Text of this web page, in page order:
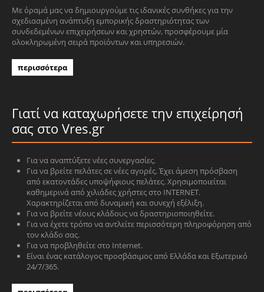
Με όραμά μας να δημιουργούμε τις ιδανικές συνθήκες για την
σχεδιασμένη ανάπτυξη εμπορικής δραστηριότητας των
συνδεδεμένων επιχειρήσεων και χρηστών, προσφέρουμε μία
ολοκληρωμένη σειρά προϊόντων και υπηρεσιών.
περισσότερα
Γιατί να καταχωρήσετε την επιχείρησή
σας στο Vres.gr
Για να αναπτύξετε νέες συνεργασίες.
Για να βρείτε πελάτες σε νέες αγορές. Έχει άμεση πρόσβαση
από εκατοντάδες υποψήφιους πελάτες. Χρησιμοποιείται
καθημερινά από χιλιάδες χρήστες στο INTERNET.
Χαρακτηρίζεται από δυναμική και συνεχή εξέλιξη.
Για να βρείτε νέους κλάδους να δραστηριοποιηθείτε.
Για να έχετε τρόπο να αντλείτε περισσότερη πληροφόρηση από
τον κλάδο σας.
Για να προβληθείτε στο Internet.
Είναι ένας κατάλογος προσβάσιμος από Ελλάδα και Εξωτερικό
24/7/365.